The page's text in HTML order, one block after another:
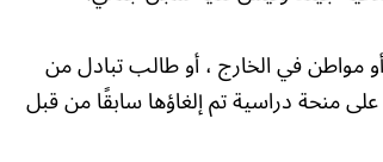
أو مواطن في الخارج ، أو طالب تبادل من
منحة دراسية تم إلغاؤها سابقًا من قبل